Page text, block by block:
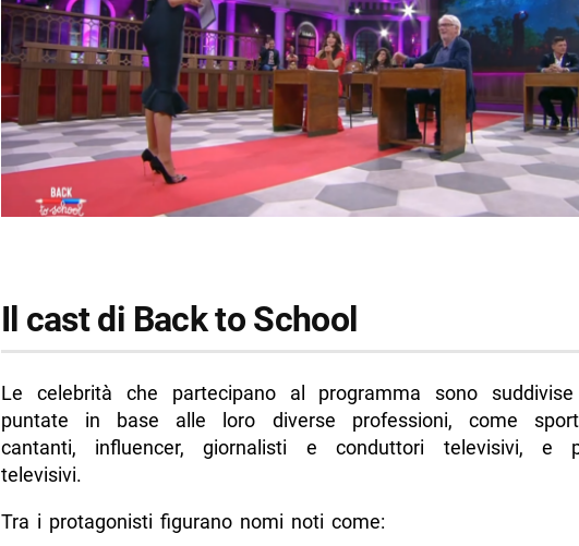
Il cast di Back to School
Le celebrità che partecipano al programma sono
puntate in base alle loro diverse professioni, come
cantanti, influencer, giornalisti e conduttori televisivi, e
televisivi.
Tra i protagonisti figurano nomi noti come: